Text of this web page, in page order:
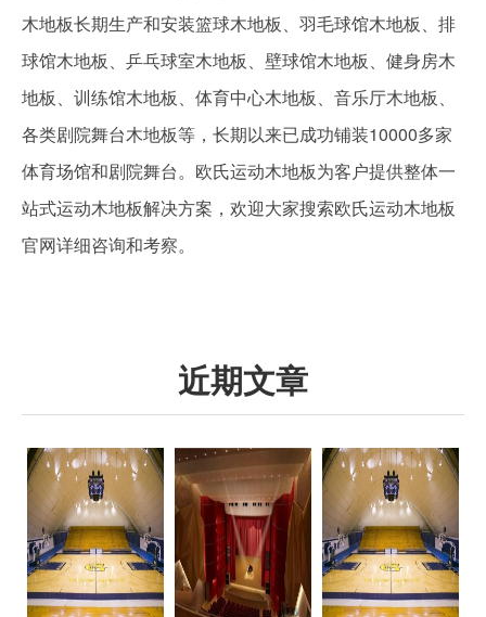
木地板长期生产和安装篮球木地板、羽毛球馆木地板、排
球馆木地板、乒乓球室木地板、壁球馆木地板、健身房木
地板、训练馆木地板、体育中心木地板、音乐厅木地板、
各类剧院舞台木地板等，长期以来已成功铺装10000多家
体育场馆和剧院舞台。欧氏运动木地板为客户提供整体一
站式运动木地板解决方案，欢迎大家搜索欧氏运动木地板
官网详细咨询和考察。
近期文章